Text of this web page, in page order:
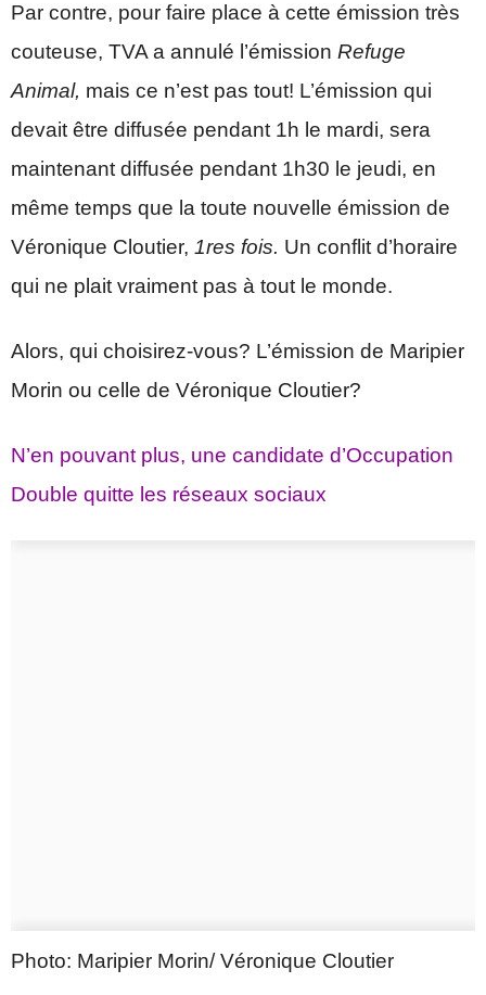
Par contre, pour faire place à cette émission très
couteuse, TVA a annulé l’émission Refuge
Animal, mais ce n’est pas tout! L’émission qui
devait être diffusée pendant 1h le mardi, sera
maintenant diffusée pendant 1h30 le jeudi, en
même temps que la toute nouvelle émission de
Véronique Cloutier, 1res fois. Un conflit d’horaire
qui ne plait vraiment pas à tout le monde.
Alors, qui choisirez-vous? L’émission de Maripier
Morin ou celle de Véronique Cloutier?
N’en pouvant plus, une candidate d’Occupation
Double quitte les réseaux sociaux
Photo: Maripier Morin/ Véronique Cloutier